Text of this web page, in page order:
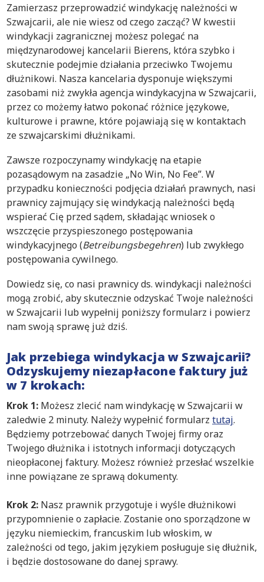
Zamierzasz przeprowadzić windykację należności w
Szwajcarii, ale nie wiesz od czego zacząć? W kwestii
windykacji zagranicznej możesz polegać na
międzynarodowej kancelarii Bierens, która szybko i
skutecznie podejmie działania przeciwko Twojemu
dłużnikowi. Nasza kancelaria dysponuje większymi
zasobami niż zwykła agencja windykacyjna w Szwajcarii,
przez co możemy łatwo pokonać różnice językowe,
kulturowe i prawne, które pojawiają się w kontaktach
ze szwajcarskimi dłużnikami.
Zawsze rozpoczynamy windykację na etapie
pozasądowym na zasadzie „No Win, No Fee”. W
przypadku konieczności podjęcia działań prawnych, nasi
prawnicy zajmujący się windykacją należności będą
wspierać Cię przed sądem, składając wniosek o
wszczęcie przyspieszonego postępowania
windykacyjnego (Betreibungsbegehren) lub zwykłego
postępowania cywilnego.
Dowiedz się, co nasi prawnicy ds. windykacji należności
mogą zrobić, aby skutecznie odzyskać Twoje należności
w Szwajcarii lub wypełnij poniższy formularz i powierz
nam swoją sprawę już dziś.
Jak przebiega windykacja w Szwajcarii?
Odzyskujemy niezapłacone faktury już
w 7 krokach:
Krok 1: Możesz zlecić nam windykację w Szwajcarii w
zaledwie 2 minuty. Należy wypełnić formularz tutaj.
Będziemy potrzebować danych Twojej firmy oraz
Twojego dłużnika i istotnych informacji dotyczących
nieopłaconej faktury. Możesz również przesłać wszelkie
inne powiązane ze sprawą dokumenty.
Krok 2: Nasz prawnik przygotuje i wyśle dłużnikowi
przypomnienie o zapłacie. Zostanie ono sporządzone w
języku niemieckim, francuskim lub włoskim, w
zależności od tego, jakim językiem posługuje się dłużnik,
i będzie dostosowane do danej sprawy.